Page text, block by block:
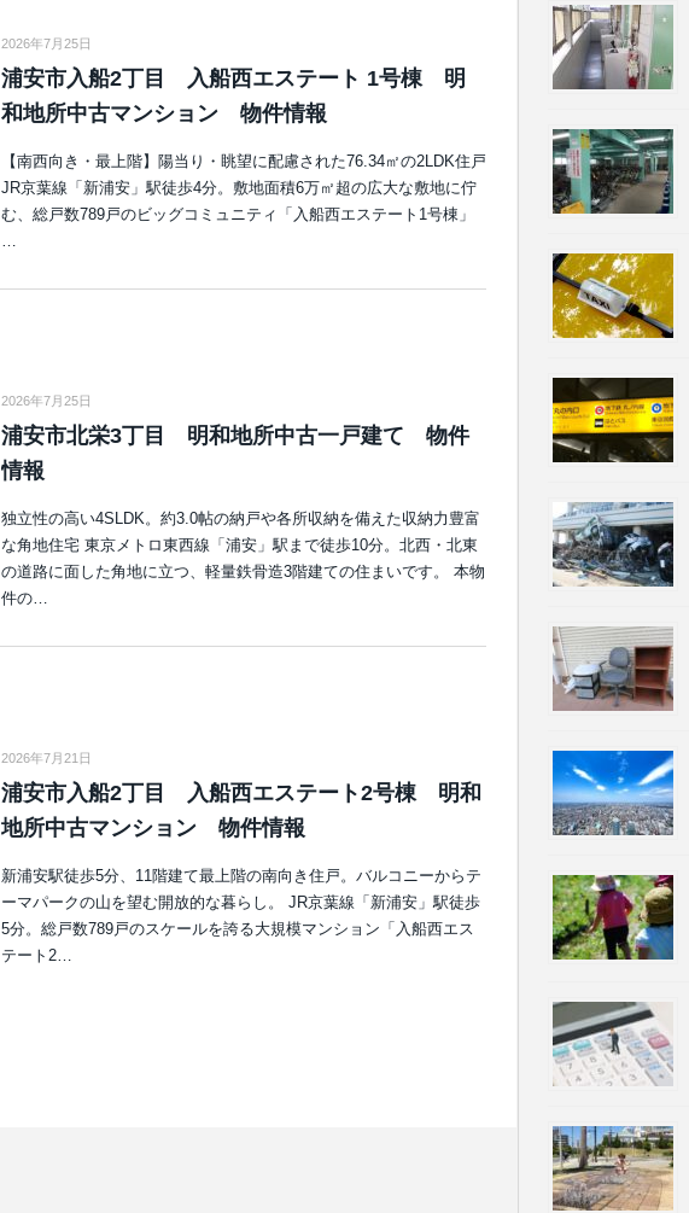
2026年7月25日
浦安市入船2丁目 入船西エステート 1号棟 明
和地所中古マンション 物件情報
【南西向き・最上階】陽当り・眺望に配慮された76.34㎡の2LDK住戸
JR京葉線「新浦安」駅徒歩4分。敷地面積6万㎡超の広大な敷地に佇
む、総戸数789戸のビッグコミュニティ「入船西エステート1号棟」
…
2026年7月25日
浦安市北栄3丁目 明和地所中古一戸建て 物件
情報
独立性の高い4SLDK。約3.0帖の納戸や各所収納を備えた収納力豊富
な角地住宅 東京メトロ東西線「浦安」駅まで徒歩10分。北西・北東
の道路に面した角地に立つ、軽量鉄骨造3階建ての住まいです。 本物
件の…
2026年7月21日
浦安市入船2丁目 入船西エステート2号棟 明和
地所中古マンション 物件情報
新浦安駅徒歩5分、11階建て最上階の南向き住戸。バルコニーからテ
ーマパークの山を望む開放的な暮らし。 JR京葉線「新浦安」駅徒歩
5分。総戸数789戸のスケールを誇る大規模マンション「入船西エス
テート2…